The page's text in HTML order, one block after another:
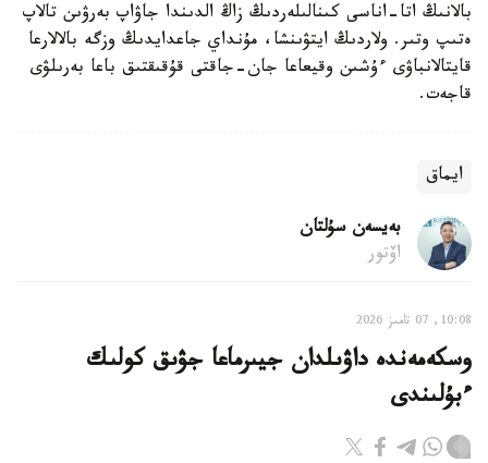
بالانىڭ اتا-اناسى كىنالىلەردىڭ زاڭ الدىندا جاۋاپ بەرۋىن تالاپ
ەتىپ وتىر. ولاردىڭ ايتۋىنشا، مۇنداي جاعدايدىڭ وزگە بالالارعا
قايتالانباۋى ءۇشىن وقيعاعا جان-جاقتى قۇقىقتىق باعا بەرىلۋى
قاجەت.
ايماق
بەيسەن سۇلتان
اۆتور
10:08, 07 تامىز 2026
وسكەمەندە داۋىلدان جيىرماعا جۋىق كولىك
ءبۇلىندى